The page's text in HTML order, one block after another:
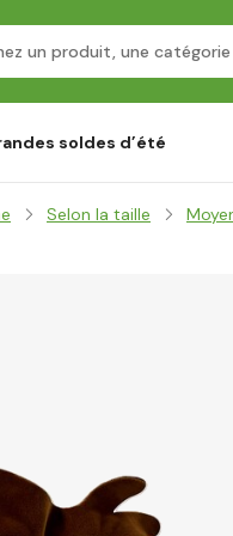
soldes d’été
Selon la taille